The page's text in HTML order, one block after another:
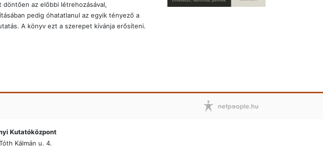
az előbbi létrehozásával,
pedig óhatatlanul az egyik tényező a
A könyv ezt a szerepet kívánja erősíteni.
Kutatóközpont
Kálmán u. 4.